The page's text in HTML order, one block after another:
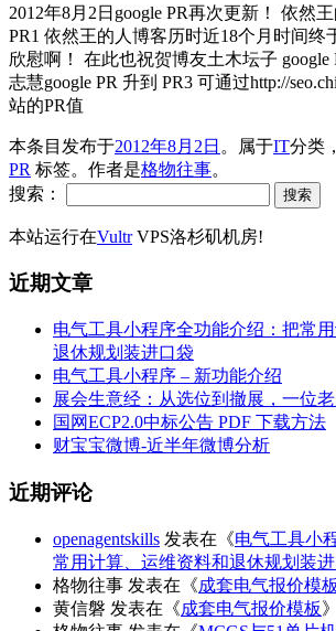
2012年8月2日google PR再次更新！ 依然
PR1 依然王的人博客历时近18个月时间终
欣慰啊！ 在此也祝贺博友土木坛子 google
志慧google PR 升到 PR3 可通过http://
站的PR值
本条目发布于2012年8月2日 。属于IT分类
PR 标签。 作者是格物往事。
搜索：
本站运行在VultrVPS洛杉矶机房!
近期文章
电气工具小程序全功能介绍：把常
退休规划装进口袋
电气工具小程序 – 新功能介绍
展会生意经：从选位到撤展，一位
国网ECP2.0中标公告 PDF 下载方法
财宝宝微博-近半年微博分析
近期评论
openagentskills 发表在《电气工具小
常用计算、运维资料和退休规划装
格物往事 发表在《成套电气报价模板
黄信磐 发表在《成套电气报价模板》